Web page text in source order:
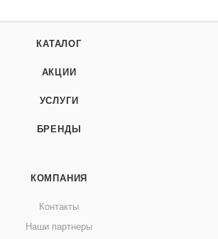
КАТАЛОГ
АКЦИИ
УСЛУГИ
БРЕНДЫ
КОМПАНИЯ
Контакты
Наши партнеры